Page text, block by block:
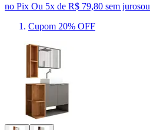
no Pix Ou 5x de R$ 79,80 sem jurosou
Cupom 20% OFF